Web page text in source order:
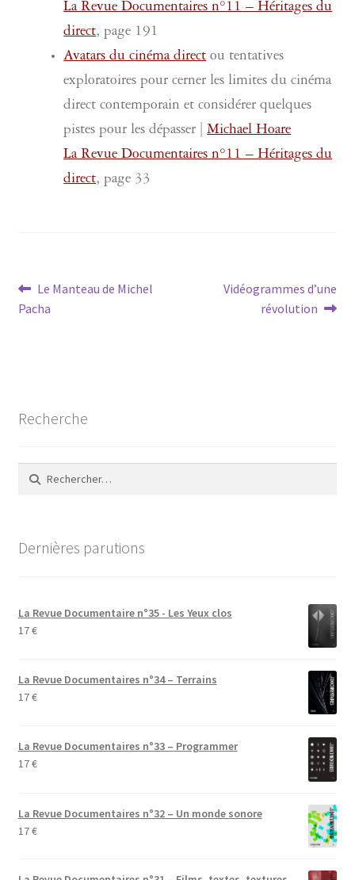
La Revue Documentaires n°11 – Héritages du
direct, page 191
Avatars du cinéma directou tentatives
exploratoires pour cerner les limites du cinéma
direct contemporain et considérer quelques
pistes pour les dépasser |Michael Hoare
La Revue Documentaires n°11 – Héritages du
direct, page 33
Navigation
de
Article
précédent :
Le Manteau de Michel
Pacha
Article
suivant :
Vidéogrammes d’une
révolution
Recherche
Rechercher :
Dernières parutions
La Revue Documentaire n°35 - Les Yeux clos
17€
La Revue Documentaires n°34 – Terrains
17€
La Revue Documentaires n°33 – Programmer
17€
La Revue Documentaires n°32 – Un monde sonore
17€